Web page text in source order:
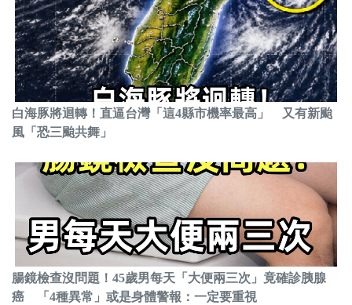
白海豚將迴轉！直逼台灣「這4縣市機率最高」 又有新颱
風「恐三颱共舞」
腸鏡檢查沒問題！45歲男每天「大便兩三次」竟確診胰腺
癌 「4種異常」或是身體警報：一定要重視